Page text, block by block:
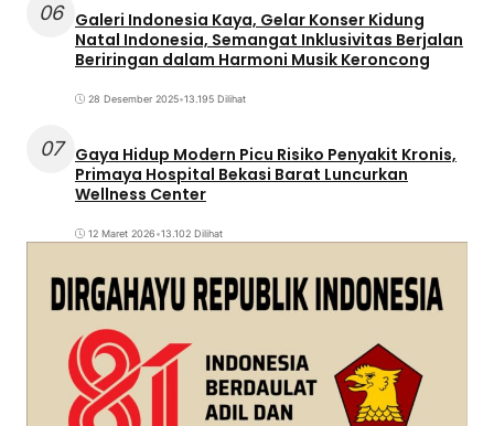
06 Galeri Indonesia Kaya, Gelar Konser Kidung
Natal Indonesia, Semangat Inklusivitas Berjalan
Beriringan dalam Harmoni Musik Keroncong
28 Desember 2025•13.195 Dilihat
07
Gaya Hidup Modern Picu Risiko Penyakit Kronis,
Primaya Hospital Bekasi Barat Luncurkan
Wellness Center
12 Maret 2026•13.102 Dilihat